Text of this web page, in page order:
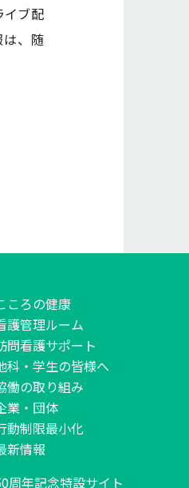
イブ配
、随
ころの健康
護管理ルーム
問看護サポート
科・学生の皆様へ
働の取り組み
業・団体
動制限最小化
新情報
周年記念特設サイト